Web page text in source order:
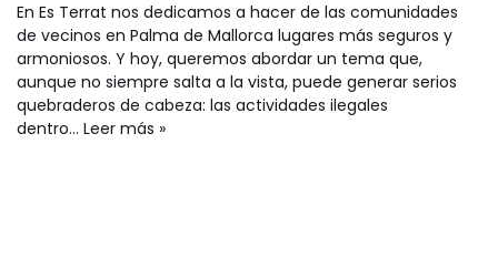
En Es Terrat nos dedicamos a hacer de las comunidades
de vecinos en Palma de Mallorca lugares más seguros y
armoniosos. Y hoy, queremos abordar un tema que,
aunque no siempre salta a la vista, puede generar serios
quebraderos de cabeza: las actividades ilegales
dentro… Leer más »